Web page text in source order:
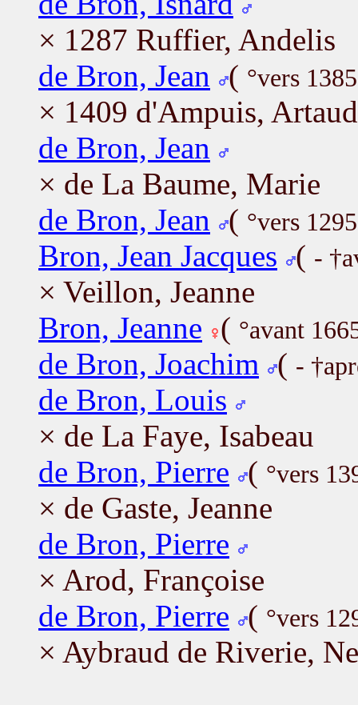
× 1287 Ruffier, Andelis
de Bron, Jean
( °vers
× 1409 d'Ampuis,
de Bron, Jean
× de La Baume, Marie
de Bron, Jean
( °vers
Bron, Jean Jacques ( -
× Veillon, Jeanne
Bron, Jeanne ( °avant
de Bron, Joachim ( -
de Bron, Louis
× de La Faye, Isabeau
de Bron, Pierre ( °vers
× de Gaste, Jeanne
de Bron, Pierre
× Arod, Françoise
de Bron, Pierre ( °vers
× Aybraud de Riverie, Ne